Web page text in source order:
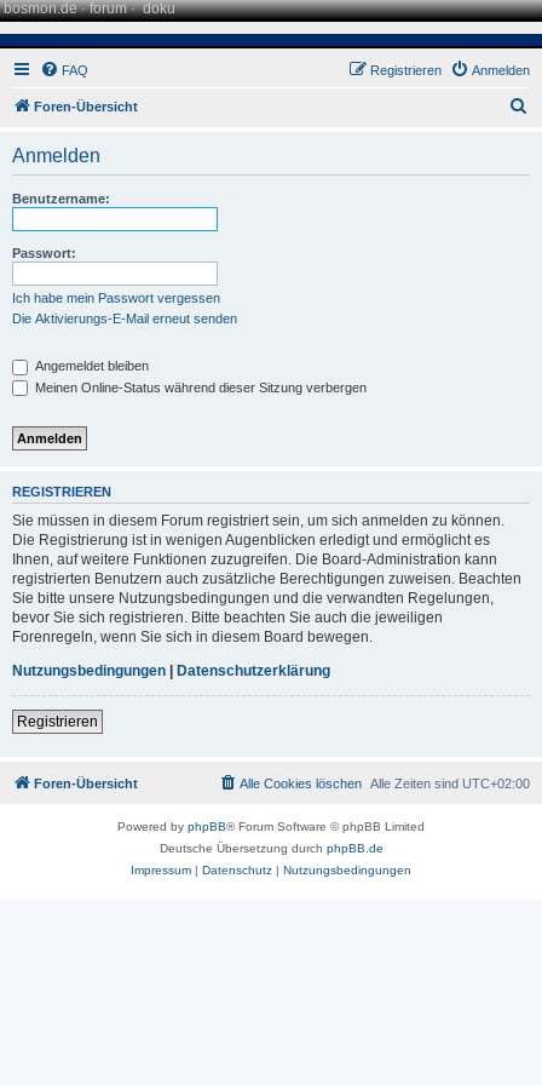
bosmon.de·forum·doku
FAQ Anmelden
Registrieren
Foren-Übersicht
Anmelden
Benutzername:
Passwort:
Ich habe mein Passwort vergessen
Die Aktivierungs-E-Mail erneut senden
Angemeldet bleiben
Meinen Online-Status während dieser Sitzung verbergen
REGISTRIEREN
Sie müssen in diesem Forum registriert sein, um sich anmelden zu können.
Die Registrierung ist in wenigen Augenblicken erledigt und ermöglicht es
Ihnen, auf weitere Funktionen zuzugreifen. Die Board-Administration kann
registrierten Benutzern auch zusätzliche Berechtigungen zuweisen. Beachten
Sie bitte unsere Nutzungsbedingungen und die verwandten Regelungen,
bevor Sie sich registrieren. Bitte beachten Sie auch die jeweiligen
Forenregeln, wenn Sie sich in diesem Board bewegen.
Nutzungsbedingungen | Datenschutzerklärung
Registrieren
Foren-Übersicht Alle Zeiten sind UTC+02:00
Alle Cookies löschen
Powered by phpBB® Forum Software © phpBB Limited
Deutsche Übersetzung durch phpBB.de
Impressum | Datenschutz | Nutzungsbedingungen